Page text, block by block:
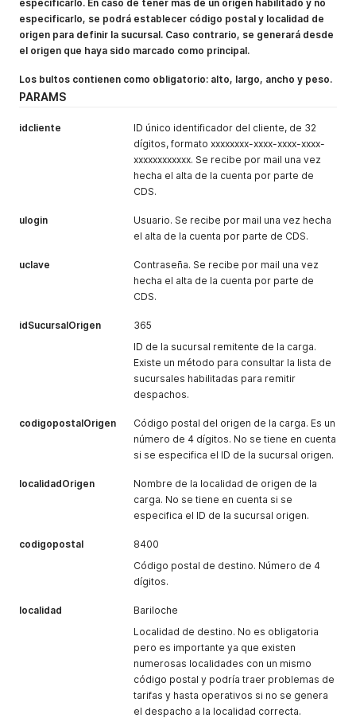
"PorcentajeDeIvaTxt"
"21,00 %"
"ValoresIncluyenIva"
}
] ,
{
"IdSucursal"
"Ciudad"
"Bariloche" ,
"Río Negro",
"Vereertbrügghen 2030 (ex 1730)",
"(0294) 442 6000 / 1771"
"info-bariloche@cruzdelsur.com"
71.281 ,
41.129
]
especificarlo. En caso de tener más de un origen habilitado y no
especificarlo, se podrá establecer código postal y localidad de
origen para definir la sucursal. Caso contrario, se generará desde
el origen que haya sido marcado como principal.
Los bultos contienen como obligatorio: alto, largo, ancho y peso.
PARAMS
idcliente
ID único identificador del cliente, de 32
dígitos, formato xxxxxxxx-xxxx-xxxx-xxxx-
xxxxxxxxxxxx. Se recibe por mail una vez
hecha el alta de la cuenta por parte de
CDS.
ulogin
Usuario. Se recibe por mail una vez hecha
el alta de la cuenta por parte de CDS.
uclave
Contraseña. Se recibe por mail una vez
hecha el alta de la cuenta por parte de
CDS.
idSucursalOrigen
365
ID de la sucursal remitente de la carga.
Existe un método para consultar la lista de
sucursales habilitadas para remitir
despachos.
codigopostalOrigen
Código postal del origen de la carga. Es un
número de 4 dígitos. No se tiene en cuenta
si se especifica el ID de la sucursal origen.
localidadOrigen
Nombre de la localidad de origen de la
carga. No se tiene en cuenta si se
especifica el ID de la sucursal origen.
codigopostal
8400
Código postal de destino. Número de 4
dígitos.
localidad
Bariloche
Localidad de destino. No es obligatoria
pero es importante ya que existen
numerosas localidades con un mismo
código postal y podría traer problemas de
tarifas y hasta operativos si no se genera
el despacho a la localidad correcta.